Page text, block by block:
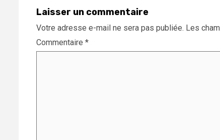
Laisser un commentaire
Votre adresse e-mail ne sera pas publiée. Les
Commentaire *